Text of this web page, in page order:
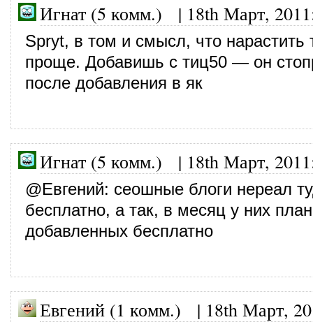
Игнат (5 комм.) | 18th Март, 2011
Spryt, в том и смысл, что нарастить
проще. Добавишь с тиц50 — он
после добавления в як
Игнат (5 комм.) | 18th Март, 2011
@Евгений: сеошные блоги нереал
бесплатно, а так, в месяц у них
добавленных бесплатно
Евгений (1 комм.) | 18th Март,